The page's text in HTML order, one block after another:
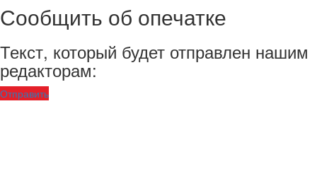
Сообщить об опечатке
Текст, который будет отправлен нашим
редакторам:
Отправить